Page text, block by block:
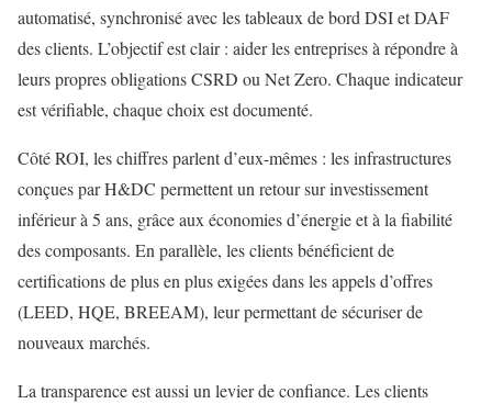
automatisé, synchronisé avec les tableaux de bord DSI et DAF
des clients. L’objectif est clair : aider les entreprises à répondre à
leurs propres obligations CSRD ou Net Zero. Chaque indicateur
est vérifiable, chaque choix est documenté.
Côté ROI, les chiffres parlent d’eux-mêmes : les infrastructures
conçues par H&DC permettent un retour sur investissement
inférieur à 5 ans, grâce aux économies d’énergie et à la fiabilité
des composants. En parallèle, les clients bénéficient de
certifications de plus en plus exigées dans les appels d’offres
(LEED, HQE, BREEAM), leur permettant de sécuriser de
nouveaux marchés.
La transparence est aussi un levier de confiance. Les clients